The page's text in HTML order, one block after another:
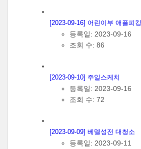
[2023-09-16] 어린이부 애플피킹
등록일: 2023-09-16
조회 수: 86
[2023-09-10] 주일스케치
등록일: 2023-09-16
조회 수: 72
[2023-09-09] 베델성전 대청소
등록일: 2023-09-11